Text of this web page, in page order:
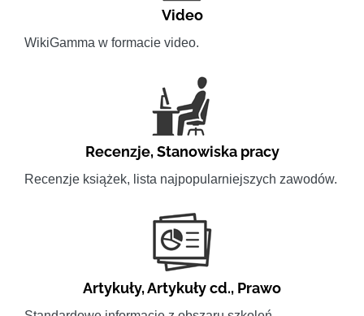
Video
WikiGamma w formacie video.
Recenzje,Stanowiska pracy
Recenzje książek, lista najpopularniejszych zawodów.
Artykuły,Artykuły cd., Prawo